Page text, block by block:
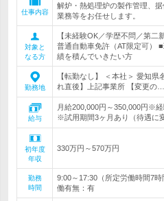
仕事内容
解炉・熱処理炉の製作管理、
業務等をお任せします。
対象と
なる方
【未経験OK／学歴不問／第
普通自動車免許（AT限定可）
績を積んでいきたい方
勤務地
【転勤なし】 ＜本社＞ 愛知県
れ直後】上記事業所 【変更の…
給与
月給200,000円～350,000円※
※試用期間3ヶ月あり（待遇に
初年度
年収
330万円～570万円
勤務
時間
9:00～17:30（所定労働時間7
働有無：有